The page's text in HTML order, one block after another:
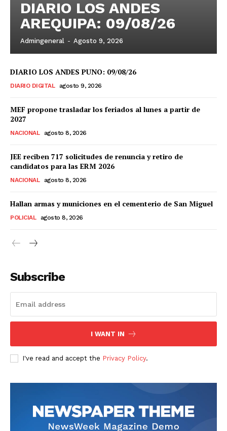
DIARIO LOS ANDES
AREQUIPA: 09/08/26
Admingeneral - Agosto 9, 2026
DIARIO LOS ANDES PUNO: 09/08/26
DIARIO DIGITAL agosto 9, 2026
MEF propone trasladar los feriados al lunes a partir de
2027
NACIONAL agosto 8, 2026
JEE reciben 717 solicitudes de renuncia y retiro de
candidatos para las ERM 2026
NACIONAL agosto 8, 2026
Hallan armas y municiones en el cementerio de San Miguel
POLICIAL agosto 8, 2026
Subscribe
I WANT IN
I've read and accept the Privacy Policy.